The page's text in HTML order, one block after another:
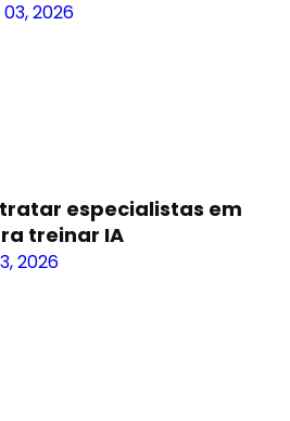
2026
especialistas em
treinar IA
2026